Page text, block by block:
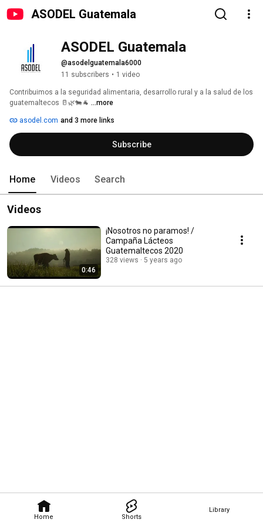
ASODEL Guatemala
Home Shorts
Library
ASODEL Guatemala
@asodelguatemala6000
11 subscribers • 1 video
Contribuimos a la seguridad alimentaria, desarrollo rural y a la salud de los
guatemaltecos 🥛🌿🐄🐐 ...more
asodel.com and 3 more links
Subscribe
Home Videos Search
Videos
0:46
¡Nosotros no paramos! /
Campaña Lácteos
Guatemaltecos 2020
328 views 5 years ago